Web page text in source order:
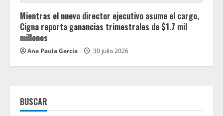
Mientras el nuevo director ejecutivo asume el cargo,
Cigna reporta ganancias trimestrales de $1.7 mil
millones
Ana Paula García 30 julio 2026
BUSCAR